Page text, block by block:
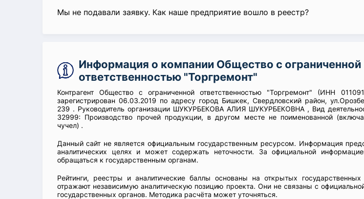
Мы не подавали заявку. Как наше предприятие вошло в реестр?
Информация о компании Общество с ограниченной
ответственностью "Торгремонт"
Контрагент Общество с ограниченной ответственностью "Торгремонт" (ИНН
зарегистрирован 06.03.2019 по адресу город Бишкек, Свердловский район,
239 . Руководитель организации ШУКУРБЕКОВА АЛИЯ ШУКУРБЕКОВНА , Вид
32999: Производство прочей продукции, в другом месте не поименованной
чучел) .
Данный сайт не является официальным государственным ресурсом. Информация
аналитических целях и может содержать неточности. За официальной
обращаться к государственным органам.
Рейтинги, реестры и аналитические баллы основаны на открытых
отражают независимую аналитическую позицию проекта. Они не связаны с
государственных органов. Методика расчёта может уточняться.